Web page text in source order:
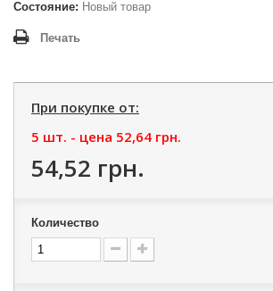
Состояние: Новый товар
Печать
При покупке от:
5 шт. - цена 52,64 грн.
54,52 грн.
Количество